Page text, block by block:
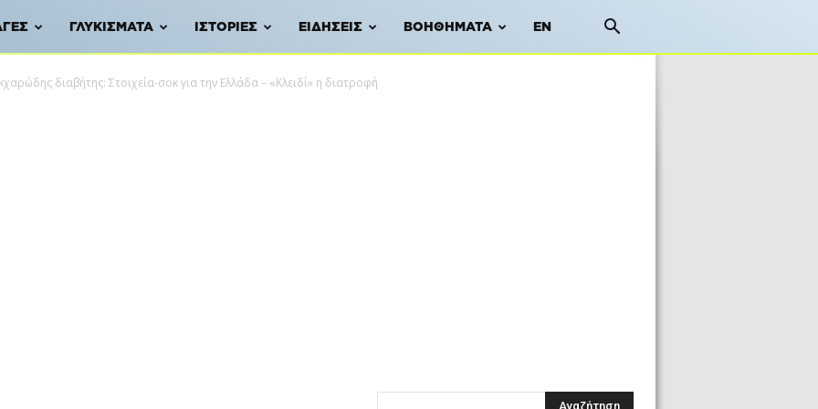
ΓΛΥΚΊΣΜΑΤΑ ΙΣΤΟΡΊΕΣ ΕΙΔΉΣΕΙΣ ΒΟΗΘΉΜΑΤΑ EN
διαβήτης: Στοιχεία-σοκ για την Ελλάδα – «Κλειδί» η διατροφή